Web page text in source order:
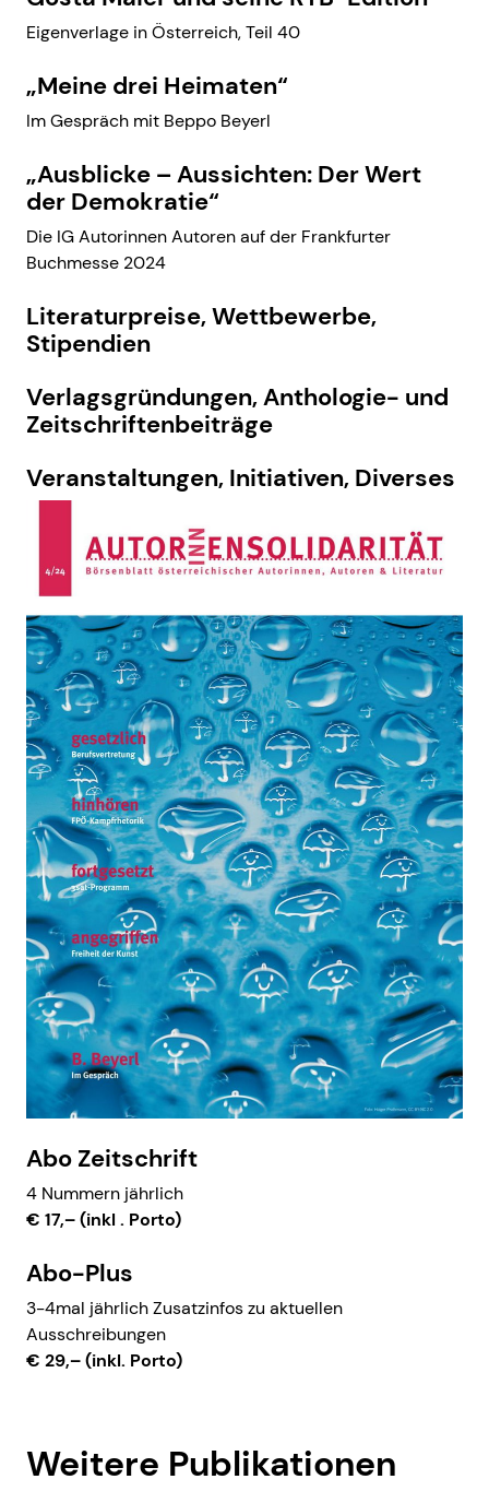
Eigenverlage in Österreich, Teil 40
„Meine drei Heimaten“
Im Gespräch mit Beppo Beyerl
„Ausblicke – Aussichten: Der Wert
der Demokratie“
Die IG Autorinnen Autoren auf der Frankfurter
Buchmesse 2024
Literaturpreise, Wettbewerbe,
Stipendien
Verlagsgründungen, Anthologie- und
Zeitschriftenbeiträge
Veranstaltungen, Initiativen, Diverses
Abo Zeitschrift
4 Nummern jährlich
€ 17,– (inkl . Porto)
Abo-Plus
3-4mal jährlich Zusatzinfos zu aktuellen
Ausschreibungen
€ 29,– (inkl. Porto)
Weitere Publikationen